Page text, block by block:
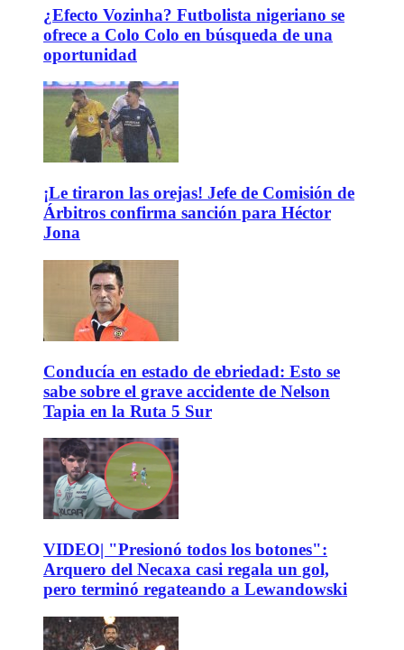
¿Efecto Vozinha? Futbolista nigeriano se
ofrece a Colo Colo en búsqueda de una
oportunidad
¡Le tiraron las orejas! Jefe de Comisión de
Árbitros confirma sanción para Héctor
Jona
Conducía en estado de ebriedad: Esto se
sabe sobre el grave accidente de Nelson
Tapia en la Ruta 5 Sur
VIDEO| "Presionó todos los botones":
Arquero del Necaxa casi regala un gol,
pero terminó regateando a Lewandowski